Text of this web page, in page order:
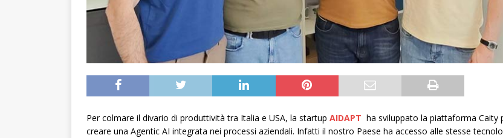
Per colmare il divario di produttività tra Italia e USA, la startup AIDAPT ha sviluppato la piattaforma Caity
creare una Agentic AI integrata nei processi aziendali. Infatti il nostro Paese ha accesso alle stesse